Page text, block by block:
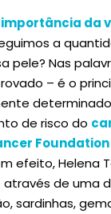
importância da
a
Nas
– é o
de risco do
Foundation
efeito, Helena
de uma
sardinhas,